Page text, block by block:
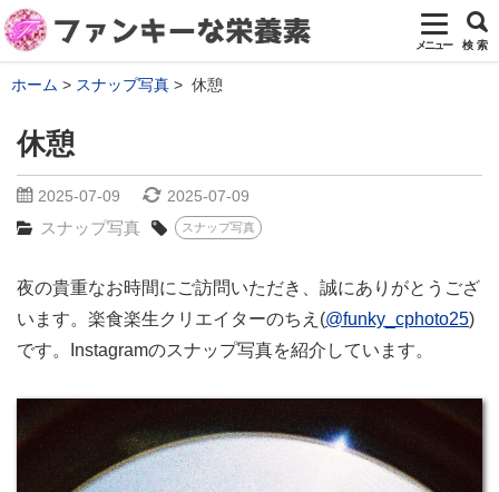
メニュー 検 索
ホーム スナップ写真 休憩
休憩
2025-07-09 2025-07-09
スナップ写真 スナップ写真
夜の貴重なお時間にご訪問いただき、誠にありがとうござ
います。楽食楽生クリエイターのちえ(@funky_cphoto25)
です。Instagramのスナップ写真を紹介しています。